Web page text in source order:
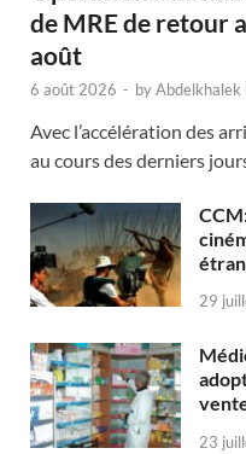
de MRE de retour
août
6 août 2026 - by
Avec l’accélération des
au cours des derniers
29
23